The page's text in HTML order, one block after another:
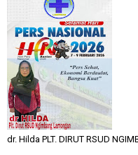
dr. Hilda PLT. DIRUT RSUD